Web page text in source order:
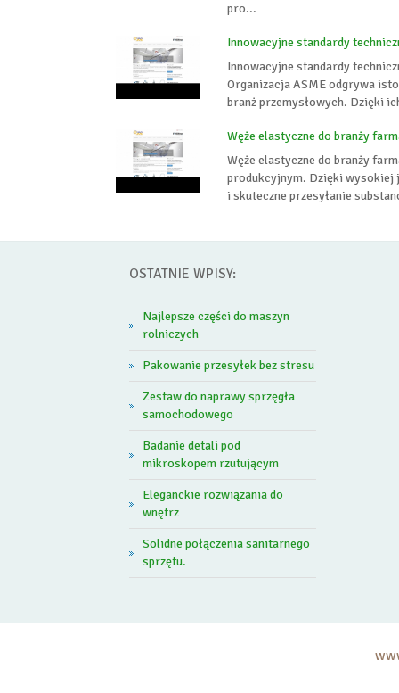
pro...
Innowacyjne standardy
Innowacyjne standardy
Organizacja ASME odgrywa
branż przemysłowych. Dzięki
Węże elastyczne do branży
Węże elastyczne do branży
produkcyjnym. Dzięki wysokiej
i skuteczne przesyłanie
OSTATNIE WPISY:
Najlepsze części do maszyn
rolniczych
Pakowanie przesyłek bez stresu
Zestaw do naprawy sprzęgła
samochodowego
Badanie detali pod
mikroskopem rzutującym
Eleganckie rozwiązania do
wnętrz
Solidne połączenia sanitarnego
sprzętu.